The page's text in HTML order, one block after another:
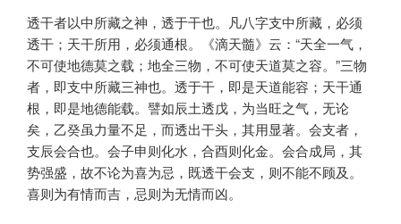
透干者以中所藏之神，透于干也。凡八字支中所藏，必须
透干；天干所用，必须通根。《滴天髓》云：“天全一气，
不可使地德莫之载；地全三物，不可使天道莫之容。”三物
者，即支中所藏三神也。透于干，即是天道能容；天干通
根，即是地德能载。譬如辰土透戊，为当旺之气，无论
矣，乙癸虽力量不足，而透出干头，其用显著。会支者，
支辰会合也。会子申则化水，合酉则化金。会合成局，其
势强盛，故不论为喜为忌，既透干会支，则不能不顾及。
喜则为有情而吉，忌则为无情而凶。